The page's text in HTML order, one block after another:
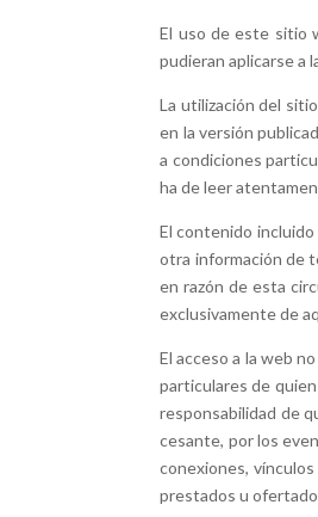
El uso de este sitio
pudieran aplicarse a
La utilización del
en la versión
a condiciones
ha de leer
El contenido incluido
otra información de
en razón de esta
exclusivamente de
El acceso a la web
particulares de
responsabilidad de
cesante, por los
conexiones,
prestados u